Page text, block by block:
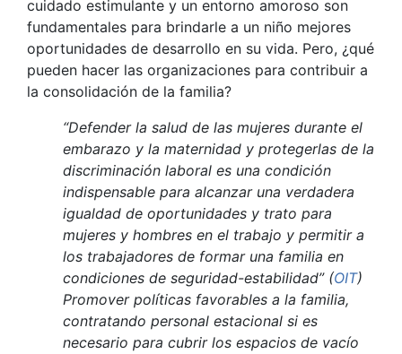
cuidado estimulante y un entorno amoroso son
fundamentales para brindarle a un niño mejores
oportunidades de desarrollo en su vida. Pero, ¿qué
pueden hacer las organizaciones para contribuir a
la consolidación de la familia?
“Defender la salud de las mujeres durante el
embarazo y la maternidad y protegerlas de la
discriminación laboral es una condición
indispensable para alcanzar una verdadera
igualdad de oportunidades y trato para
mujeres y hombres en el trabajo y permitir a
los trabajadores de formar una familia en
condiciones de seguridad-estabilidad” (OIT)
Promover políticas favorables a la familia,
contratando personal estacional si es
necesario para cubrir los espacios de vacío